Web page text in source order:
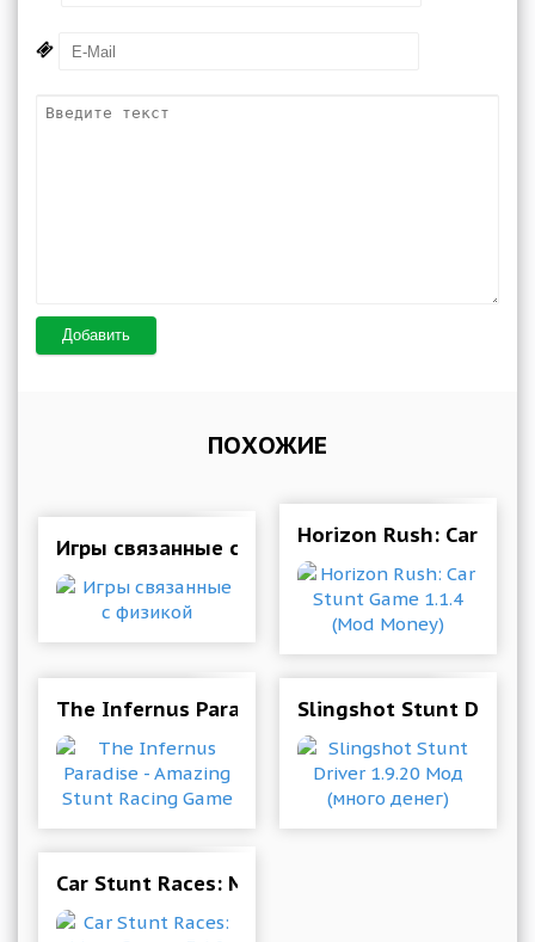
Добавить
ПОХОЖИЕ
Игры связанные с физикойHorizon Rush: Car
The Infernus Paradise - Amazing Stunt Racing
Slingshot Stunt Driver
Car Stunt Races: Mega Ramps 3.1.8 Mod (Free